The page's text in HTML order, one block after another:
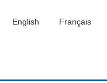
English Français